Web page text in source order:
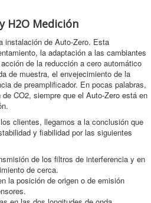
H2O Medición
instalación de Auto-Zero. Esta
la adaptación a las cambiantes
de la reducción a cero automático
de muestra, el envejecimiento de la
de preamplificador. En pocas palabras,
CO2, siempre que el Auto-Zero está en
clientes, llegamos a la conclusión que
y fiabilidad por las siguientes
de los filtros de interferencia y en
de cerca.
la posición de origen o de emisión